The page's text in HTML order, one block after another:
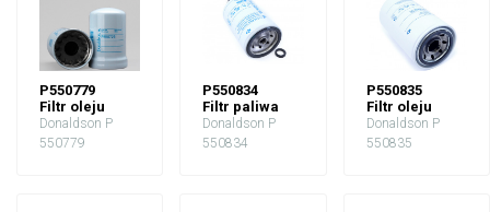
P550779
Filtr oleju
Donaldson P
550779
P550834
Filtr paliwa
Donaldson P
550834
P550835
Filtr oleju
Donaldson P
550835